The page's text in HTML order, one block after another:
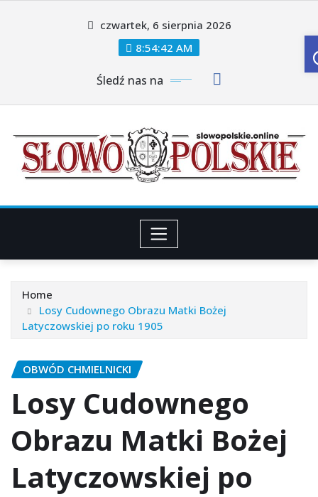
czwartek, 6 sierpnia 2026
8:54:45 AM
Śledź nas na
Home
Losy Cudownego Obrazu Matki Bożej
Latyczowskiej po roku 1905
OBWÓD CHMIELNICKI
Losy Cudownego
Obrazu Matki Bożej
Latyczowskiej po